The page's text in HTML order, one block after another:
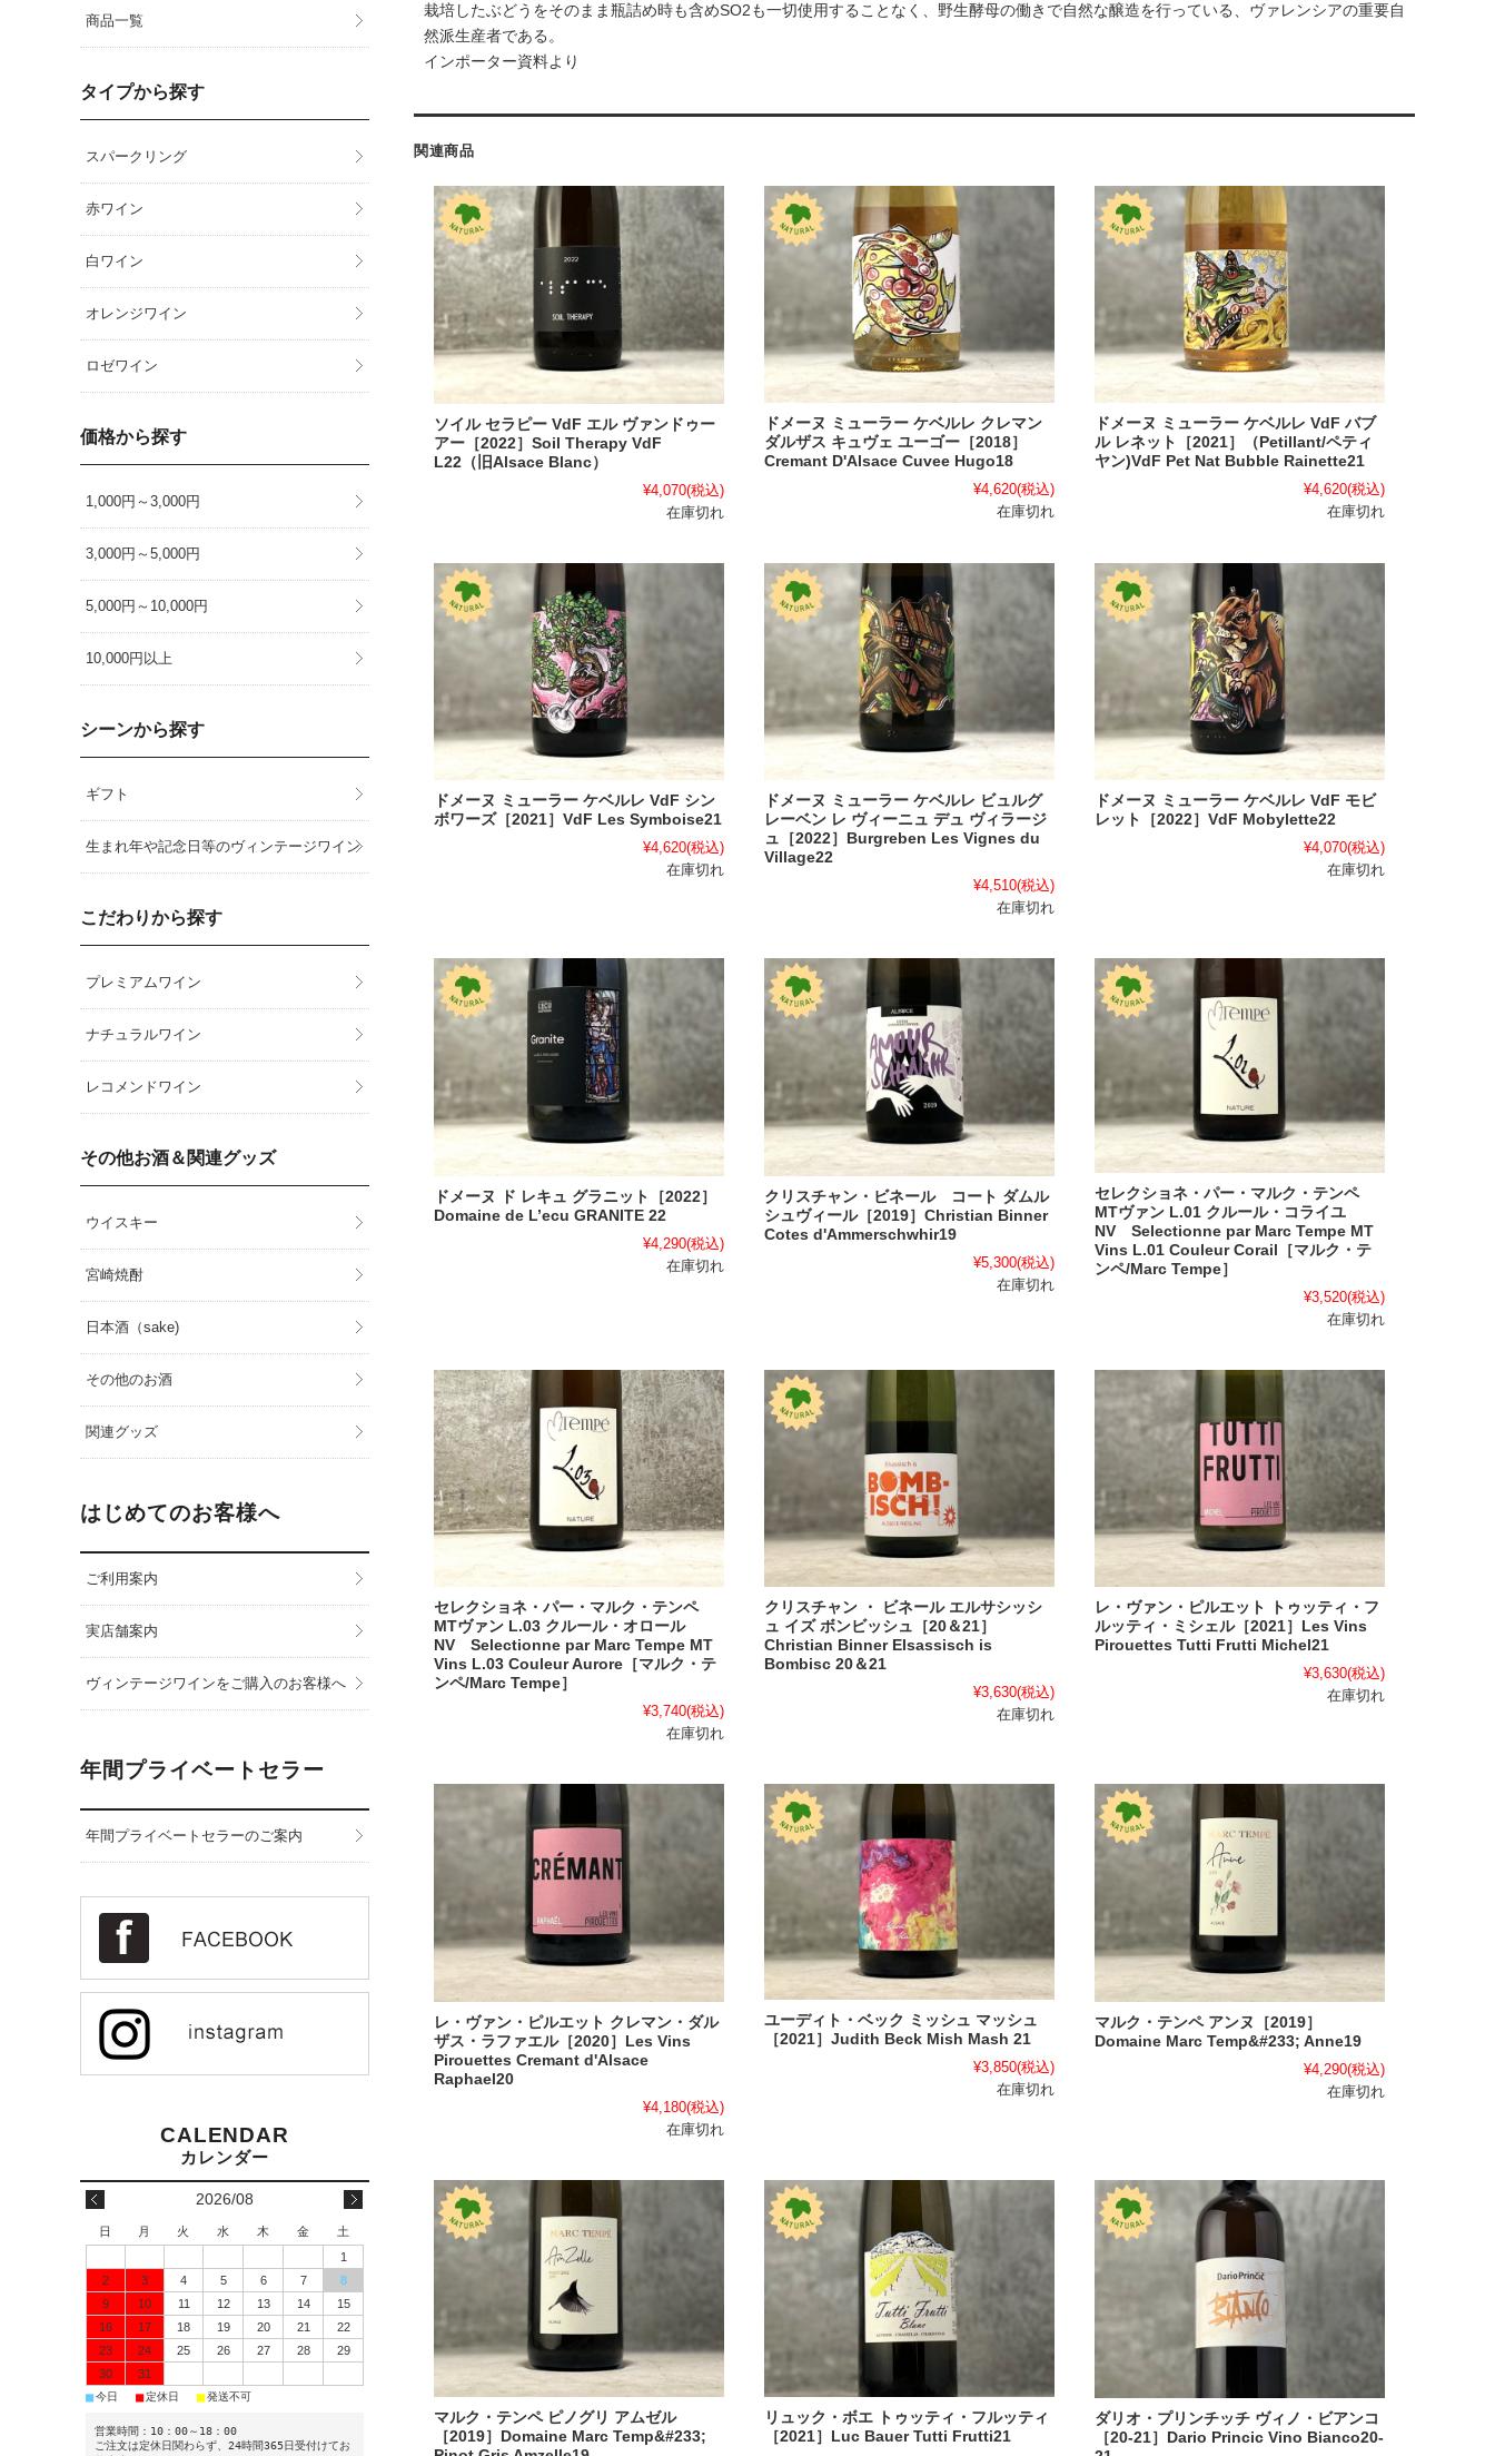
栽培したぶどうをそのまま瓶詰め時も含めSO2も一切使用することなく、野生酵母の働きで自然な醸造を行っている、ヴァレンシアの重要自
然派生産者である。
インポーター資料より
関連商品
ソイル セラピー VdF エル ヴァンドゥー
アー［2022］Soil Therapy VdF
L22（旧Alsace Blanc）
¥4,070(税込)
在庫切れ
ドメーヌ ミューラー ケベルレ クレマン
ダルザス キュヴェ ユーゴー［2018］
Cremant D'Alsace Cuvee Hugo18
¥4,620(税込)
在庫切れ
ドメーヌ ミューラー ケベルレ VdF バブ
ル レネット［2021］（Petillant/ペティ
ヤン)VdF Pet Nat Bubble Rainette21
¥4,620(税込)
在庫切れ
ドメーヌ ミューラー ケベルレ VdF シン
ボワーズ［2021］VdF Les Symboise21
¥4,620(税込)
在庫切れ
ドメーヌ ミューラー ケベルレ ビュルグ
レーベン レ ヴィーニュ デュ ヴィラージ
ュ［2022］Burgreben Les Vignes du
Village22
¥4,510(税込)
在庫切れ
ドメーヌ ミューラー ケベルレ VdF モビ
レット［2022］VdF Mobylette22
¥4,070(税込)
在庫切れ
ドメーヌ ド レキュ グラニット［2022］
Domaine de L’ecu GRANITE 22
¥4,290(税込)
在庫切れ
クリスチャン・ビネール コート ダムル
シュヴィール［2019］Christian Binner
Cotes d'Ammerschwhir19
¥5,300(税込)
在庫切れ
セレクショネ・パー・マルク・テンペ
MTヴァン L.01 クルール・コライユ
NV Selectionne par Marc Tempe MT
Vins L.01 Couleur Corail［マルク・テ
ンペ/Marc Tempe］
¥3,520(税込)
在庫切れ
セレクショネ・パー・マルク・テンペ
MTヴァン L.03 クルール・オロール
NV Selectionne par Marc Tempe MT
Vins L.03 Couleur Aurore［マルク・テ
ンペ/Marc Tempe］
¥3,740(税込)
在庫切れ
クリスチャン ・ ビネール エルサシッシ
ュ イズ ボンビッシュ［20＆21］
Christian Binner Elsassisch is
Bombisc 20＆21
¥3,630(税込)
在庫切れ
レ・ヴァン・ピルエット トゥッティ・フ
ルッティ・ミシェル［2021］Les Vins
Pirouettes Tutti Frutti Michel21
¥3,630(税込)
在庫切れ
レ・ヴァン・ピルエット クレマン・ダル
ザス・ラファエル［2020］Les Vins
Pirouettes Cremant d'Alsace
Raphael20
¥4,180(税込)
在庫切れ
ユーディト・ベック ミッシュ マッシュ
［2021］Judith Beck Mish Mash 21
¥3,850(税込)
在庫切れ
マルク・テンペ アンヌ［2019］
Domaine Marc Temp&#233; Anne19
¥4,290(税込)
在庫切れ
マルク・テンペ ピノグリ アムゼル
［2019］Domaine Marc Temp&#233;
リュック・ボエ トゥッティ・フルッティ
［2021］Luc Bauer Tutti Frutti21
ダリオ・プリンチッチ ヴィノ・ビアンコ
［20-21］Dario Princic Vino Bianco20-
商品一覧
タイプから探す
スパークリング
赤ワイン
白ワイン
オレンジワイン
ロゼワイン
価格から探す
1,000円～3,000円
3,000円～5,000円
5,000円～10,000円
10,000円以上
シーンから探す
ギフト
生まれ年や記念日等のヴィンテージワイン
こだわりから探す
プレミアムワイン
ナチュラルワイン
レコメンドワイン
その他お酒＆関連グッズ
ウイスキー
宮崎焼酎
日本酒（sake)
その他のお酒
関連グッズ
はじめてのお客様へ
ご利用案内
実店舗案内
ヴィンテージワインをご購入のお客様へ
年間プライベートセラー
年間プライベートセラーのご案内
2026/08
日 月 火 水 木 金
土
1
2
3 4 5 6 7
8
9
10 11 12 13 14
15
16
17 18 19 20 21
22
23
24 25 26 27 28
29
30
31
■今日 ■定休日 ■発送不可
営業時間：10：00～18：00
ご注文は定休日関わらず、24時間365日受付けてお